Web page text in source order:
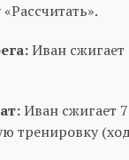
Иван
Иван сжигает
тренировку